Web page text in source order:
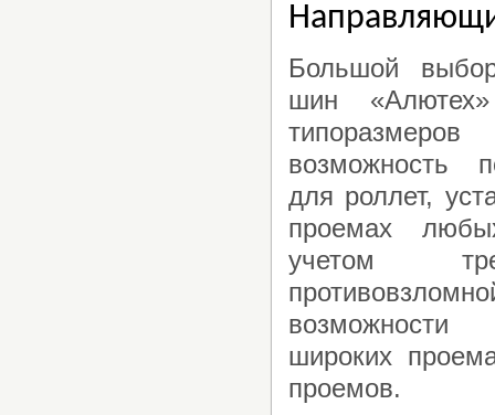
Большой
шин
возможность
для роллет,
проемах
учетом
широких
проемов.